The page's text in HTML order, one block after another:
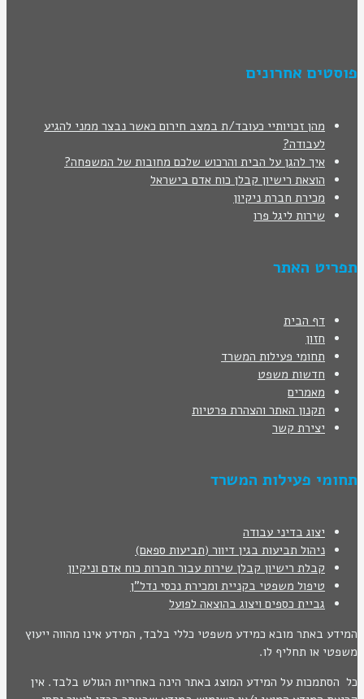
פוסטים אחרונים
מהן זכויותיי כעובד/ת במצב חירום כאשר נבצר ממני להגיע
לעבודה?
איך להגן על הבית והרכוש שלכם מחובות של המשפחה?
הוצאת רישיון קבלן כוח אדם בישראל
מכירת חברת ניקיון
שירות ליגל פרו
תפריט האתר
דף הבית
חזון
תחומי פעילות המשרד
חדשות משפט
מאמרים
תקנון האתר והצהרת פרטיות
יצירת קשר
תחומי פעילות המשרד
יצוג בדיני עבודה
ניהול תביעות בגין דיוור (תביעות ספאם)
קבלת רישיון קבלן שירות עבור חברות כוח אדם וניקיון
טיפול משפטי בקניית ומכירת נכסי נדל"ן
גביית כספים ויצוג בהוצאה לפועל
המידע באתר מובא כמידע משפטי כללי בלבד, המידע אינו מהווה ייעוץ
משפטי או תחליף לו.
כל הסתמכות על המידע המוצג באתר הינה באחריות הגולש בלבד. אין